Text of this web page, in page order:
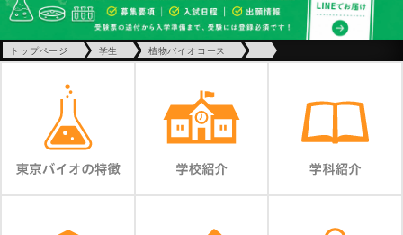
トップページ 学生 植物バイオコース